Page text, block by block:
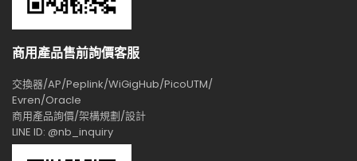
商用產品售前詢價客服
交換器/AP/Peplink/WiGigHub/PicoUTM/
Evren/Oracle
商用產品詢價/架構規劃/設計
LINE ID: @nb_inquiry